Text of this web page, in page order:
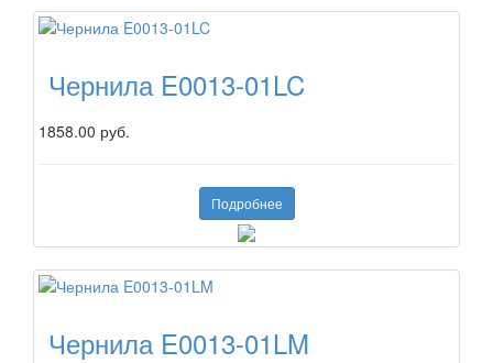
Чернила E0013-01LC
1858.00 руб.
Подробнее
Чернила E0013-01LM